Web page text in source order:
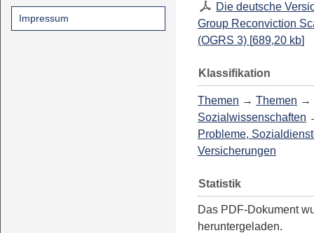
Impressum
Die deutsche
Group Reconviction
(OGRS 3) [689,20 kb]
Klassifikation
Themen → Themen →
Sozialwissenschaften
Probleme,
Versicherungen
Statistik
Das PDF-Dokument
heruntergeladen.